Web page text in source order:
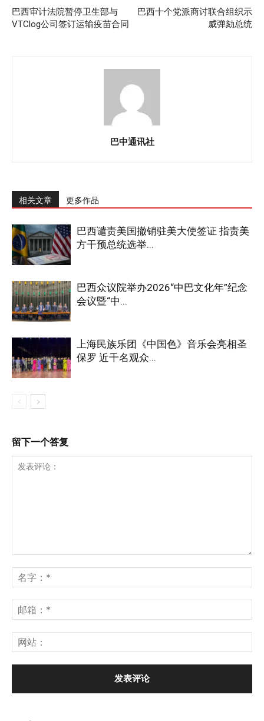
巴西审计法院暂停卫生部与
VTClog公司签订运输疫苗合同
巴西十个党派商讨联合组织示
威弹劾总统
巴中通讯社
相关文章 更多作品
巴西谴责美国撤销驻美大使签证 指责美
方干预总统选举...
巴西众议院举办2026“中巴文化年”纪念
会议暨“中...
上海民族乐团《中国色》音乐会亮相圣
保罗 近千名观众...
留下一个答复